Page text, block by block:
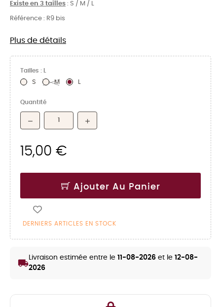
Existe en 3 tailles : S / M / L
Référence : R9 bis
Plus de détails
Tailles : L
S M L
Quantité
15,00 €
Ajouter Au Panier
DERNIERS ARTICLES EN STOCK
local_shipping Livraison estimée entre le 11-08-2026 et le 12-08-
2026